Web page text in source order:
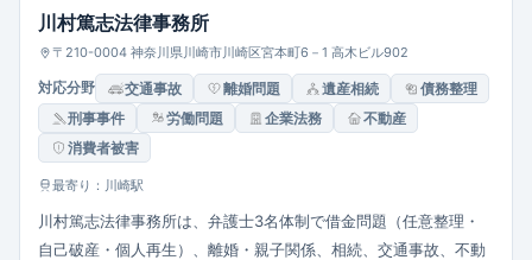
す。
川村篤志法律事務所
〒210-0004 神奈川県川崎市川崎区宮本町6－1 高木ビル902
対応分野 交通事故 離婚問題 遺産相続
債務整理
刑事事件
労働問題 企業法務
不動産
消費者被害
最寄り：川崎駅
川村篤志法律事務所は、弁護士3名体制で借金問題（任意整理・
自己破産・個人再生）、離婚・親子関係、相続、交通事故、不動